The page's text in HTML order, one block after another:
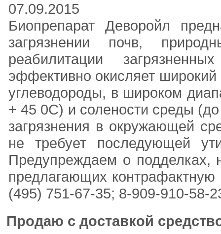
07.09.2015
Биопрепарат Деворойл
загрязнении почв,
реабилитации
эффективно окисляет широкий
углеводороды, в широком
+ 45 0С) и солености среды (до
загрязнения в окружающей
не требует последующей
Предупреждаем о
предлагающих
(495) 751-67-35; 8-909-910-58-
Продаю с доставкой